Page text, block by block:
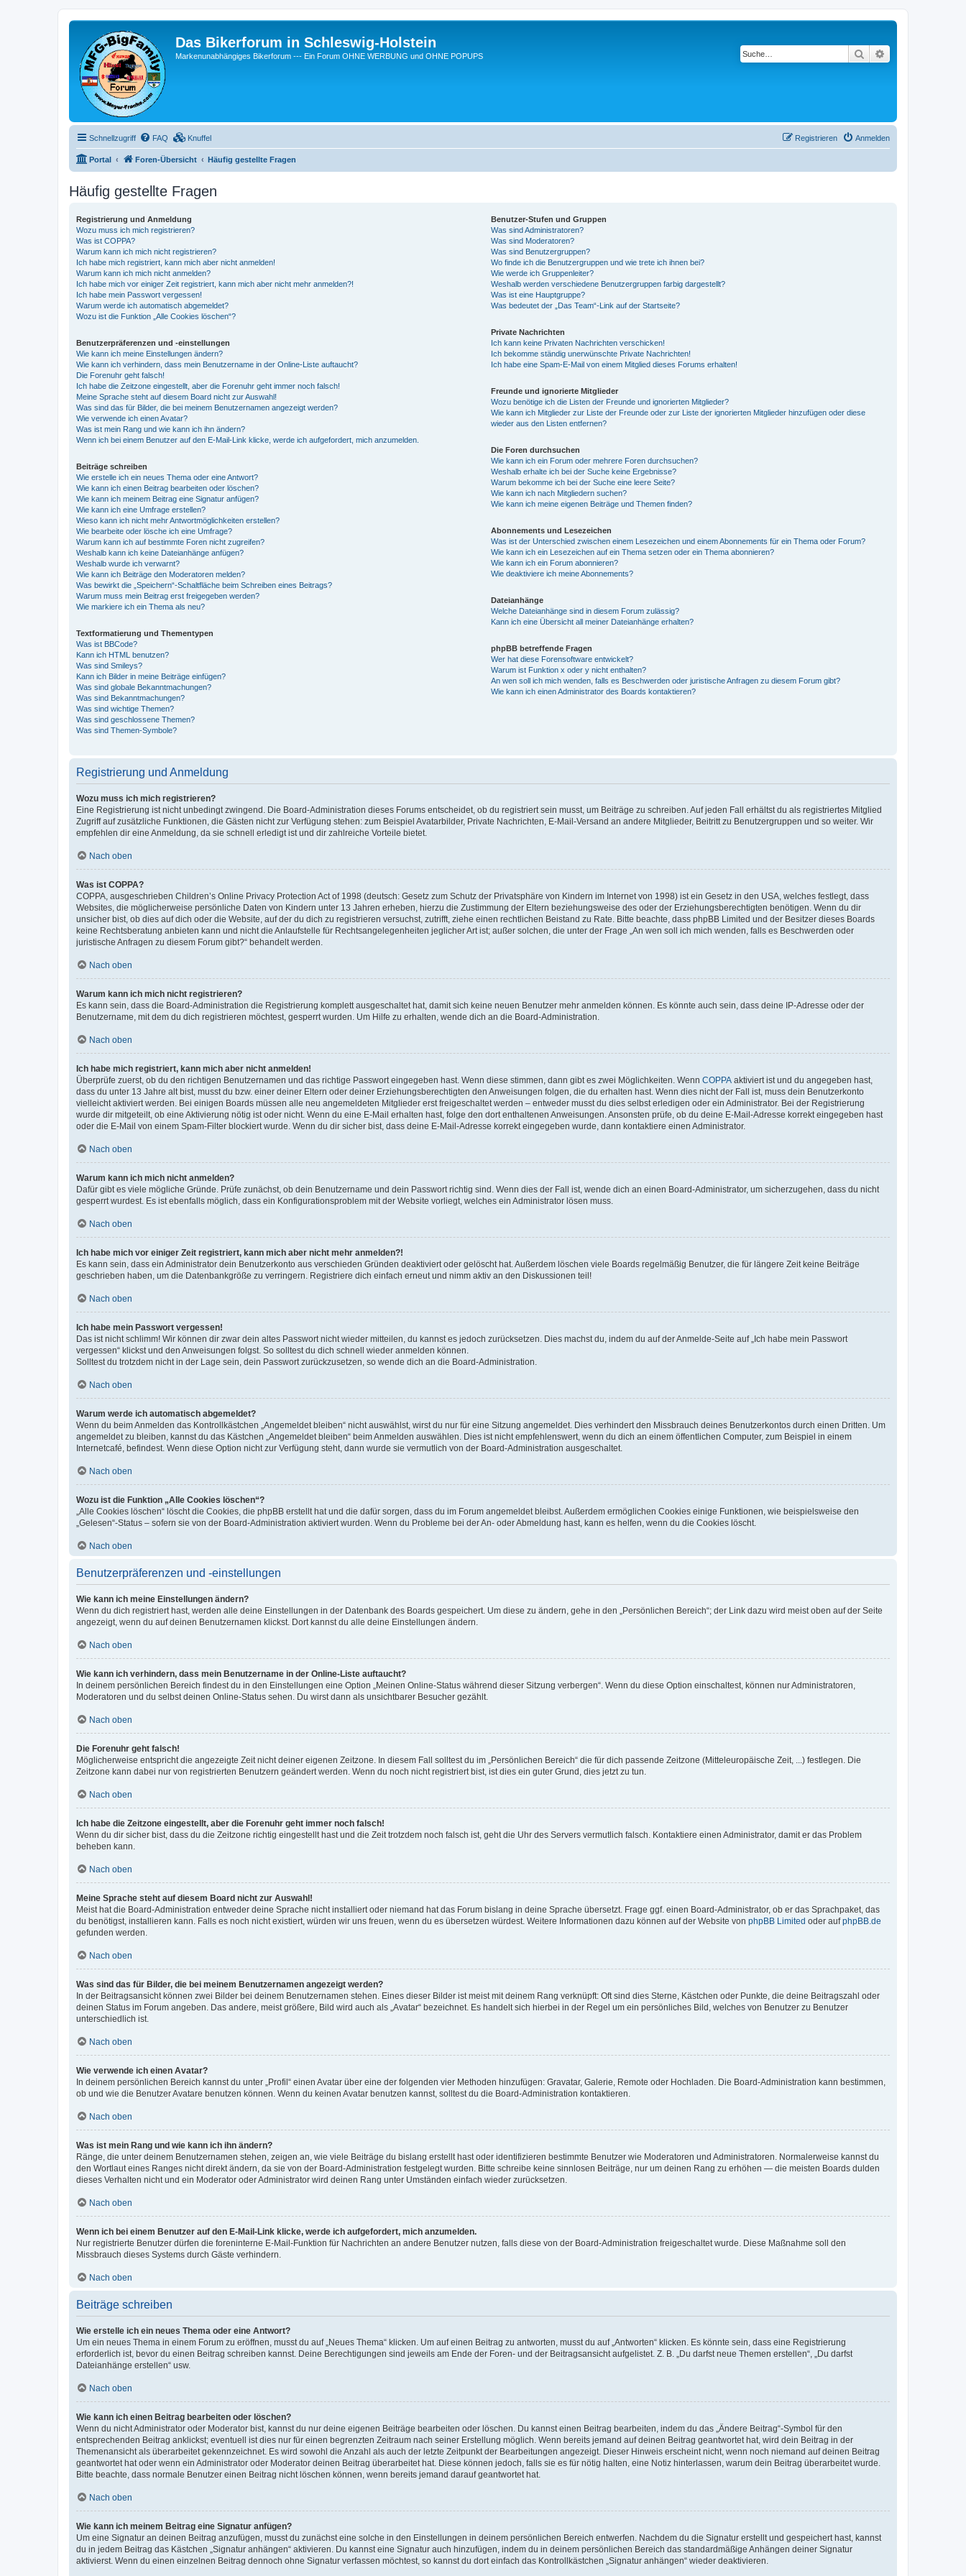
Das Bikerforum in Schleswig-Holstein
Markenunabhängiges Bikerforum --- Ein Forum OHNE WERBUNG und OHNE POPUPS Suche
Schnellzugriff FAQ Knuffel Anmelden
Registrieren
Portal Foren-Übersicht Häufig gestellte Fragen
Häufig gestellte Fragen
Registrierung und Anmeldung
Wozu muss ich mich registrieren?
Was ist COPPA?
Warum kann ich mich nicht registrieren?
Ich habe mich registriert, kann mich aber nicht anmelden!
Warum kann ich mich nicht anmelden?
Ich habe mich vor einiger Zeit registriert, kann mich aber nicht mehr anmelden?!
Ich habe mein Passwort vergessen!
Warum werde ich automatisch abgemeldet?
Wozu ist die Funktion „Alle Cookies löschen“?
Benutzerpräferenzen und -einstellungen
Wie kann ich meine Einstellungen ändern?
Wie kann ich verhindern, dass mein Benutzername in der Online-Liste auftaucht?
Die Forenuhr geht falsch!
Ich habe die Zeitzone eingestellt, aber die Forenuhr geht immer noch falsch!
Meine Sprache steht auf diesem Board nicht zur Auswahl!
Was sind das für Bilder, die bei meinem Benutzernamen angezeigt werden?
Wie verwende ich einen Avatar?
Was ist mein Rang und wie kann ich ihn ändern?
Wenn ich bei einem Benutzer auf den E-Mail-Link klicke, werde ich aufgefordert, mich anzumelden.
Beiträge schreiben
Wie erstelle ich ein neues Thema oder eine Antwort?
Wie kann ich einen Beitrag bearbeiten oder löschen?
Wie kann ich meinem Beitrag eine Signatur anfügen?
Wie kann ich eine Umfrage erstellen?
Wieso kann ich nicht mehr Antwortmöglichkeiten erstellen?
Wie bearbeite oder lösche ich eine Umfrage?
Warum kann ich auf bestimmte Foren nicht zugreifen?
Weshalb kann ich keine Dateianhänge anfügen?
Weshalb wurde ich verwarnt?
Wie kann ich Beiträge den Moderatoren melden?
Was bewirkt die „Speichern“-Schaltfläche beim Schreiben eines Beitrags?
Warum muss mein Beitrag erst freigegeben werden?
Wie markiere ich ein Thema als neu?
Textformatierung und Thementypen
Was ist BBCode?
Kann ich HTML benutzen?
Was sind Smileys?
Kann ich Bilder in meine Beiträge einfügen?
Was sind globale Bekanntmachungen?
Was sind Bekanntmachungen?
Was sind wichtige Themen?
Was sind geschlossene Themen?
Was sind Themen-Symbole?
Benutzer-Stufen und Gruppen
Was sind Administratoren?
Was sind Moderatoren?
Was sind Benutzergruppen?
Wo finde ich die Benutzergruppen und wie trete ich ihnen bei?
Wie werde ich Gruppenleiter?
Weshalb werden verschiedene Benutzergruppen farbig dargestellt?
Was ist eine Hauptgruppe?
Was bedeutet der „Das Team“-Link auf der Startseite?
Private Nachrichten
Ich kann keine Privaten Nachrichten verschicken!
Ich bekomme ständig unerwünschte Private Nachrichten!
Ich habe eine Spam-E-Mail von einem Mitglied dieses Forums erhalten!
Freunde und ignorierte Mitglieder
Wozu benötige ich die Listen der Freunde und ignorierten Mitglieder?
Wie kann ich Mitglieder zur Liste der Freunde oder zur Liste der ignorierten Mitglieder hinzufügen oder diese
wieder aus den Listen entfernen?
Die Foren durchsuchen
Wie kann ich ein Forum oder mehrere Foren durchsuchen?
Weshalb erhalte ich bei der Suche keine Ergebnisse?
Warum bekomme ich bei der Suche eine leere Seite?
Wie kann ich nach Mitgliedern suchen?
Wie kann ich meine eigenen Beiträge und Themen finden?
Abonnements und Lesezeichen
Was ist der Unterschied zwischen einem Lesezeichen und einem Abonnements für ein Thema oder Forum?
Wie kann ich ein Lesezeichen auf ein Thema setzen oder ein Thema abonnieren?
Wie kann ich ein Forum abonnieren?
Wie deaktiviere ich meine Abonnements?
Dateianhänge
Welche Dateianhänge sind in diesem Forum zulässig?
Kann ich eine Übersicht all meiner Dateianhänge erhalten?
phpBB betreffende Fragen
Wer hat diese Forensoftware entwickelt?
Warum ist Funktion x oder y nicht enthalten?
An wen soll ich mich wenden, falls es Beschwerden oder juristische Anfragen zu diesem Forum gibt?
Wie kann ich einen Administrator des Boards kontaktieren?
Registrierung und Anmeldung
Wozu muss ich mich registrieren?
Eine Registrierung ist nicht unbedingt zwingend. Die Board-Administration dieses Forums entscheidet, ob du registriert sein musst, um Beiträge zu schreiben. Auf jeden Fall erhältst du als registriertes Mitglied
Zugriff auf zusätzliche Funktionen, die Gästen nicht zur Verfügung stehen: zum Beispiel Avatarbilder, Private Nachrichten, E-Mail-Versand an andere Mitglieder, Beitritt zu Benutzergruppen und so weiter. Wir
empfehlen dir eine Anmeldung, da sie schnell erledigt ist und dir zahlreiche Vorteile bietet.
Nach oben
Was ist COPPA?
COPPA, ausgeschrieben Children’s Online Privacy Protection Act of 1998 (deutsch: Gesetz zum Schutz der Privatsphäre von Kindern im Internet von 1998) ist ein Gesetz in den USA, welches festlegt, dass
Websites, die möglicherweise persönliche Daten von Kindern unter 13 Jahren erheben, hierzu die Zustimmung der Eltern beziehungsweise des oder der Erziehungsberechtigten benötigen. Wenn du dir
unsicher bist, ob dies auf dich oder die Website, auf der du dich zu registrieren versuchst, zutrifft, ziehe einen rechtlichen Beistand zu Rate. Bitte beachte, dass phpBB Limited und der Besitzer dieses Boards
keine Rechtsberatung anbieten kann und nicht die Anlaufstelle für Rechtsangelegenheiten jeglicher Art ist; außer solchen, die unter der Frage „An wen soll ich mich wenden, falls es Beschwerden oder
juristische Anfragen zu diesem Forum gibt?“ behandelt werden.
Nach oben
Warum kann ich mich nicht registrieren?
Es kann sein, dass die Board-Administration die Registrierung komplett ausgeschaltet hat, damit sich keine neuen Benutzer mehr anmelden können. Es könnte auch sein, dass deine IP-Adresse oder der
Benutzername, mit dem du dich registrieren möchtest, gesperrt wurden. Um Hilfe zu erhalten, wende dich an die Board-Administration.
Nach oben
Ich habe mich registriert, kann mich aber nicht anmelden!
Überprüfe zuerst, ob du den richtigen Benutzernamen und das richtige Passwort eingegeben hast. Wenn diese stimmen, dann gibt es zwei Möglichkeiten. Wenn COPPA aktiviert ist und du angegeben hast,
dass du unter 13 Jahre alt bist, musst du bzw. einer deiner Eltern oder deiner Erziehungsberechtigten den Anweisungen folgen, die du erhalten hast. Wenn dies nicht der Fall ist, muss dein Benutzerkonto
vielleicht aktiviert werden. Bei einigen Boards müssen alle neu angemeldeten Mitglieder erst freigeschaltet werden – entweder musst du dies selbst erledigen oder ein Administrator. Bei der Registrierung
wurde dir mitgeteilt, ob eine Aktivierung nötig ist oder nicht. Wenn du eine E-Mail erhalten hast, folge den dort enthaltenen Anweisungen. Ansonsten prüfe, ob du deine E-Mail-Adresse korrekt eingegeben hast
oder die E-Mail von einem Spam-Filter blockiert wurde. Wenn du dir sicher bist, dass deine E-Mail-Adresse korrekt eingegeben wurde, dann kontaktiere einen Administrator.
Nach oben
Warum kann ich mich nicht anmelden?
Dafür gibt es viele mögliche Gründe. Prüfe zunächst, ob dein Benutzername und dein Passwort richtig sind. Wenn dies der Fall ist, wende dich an einen Board-Administrator, um sicherzugehen, dass du nicht
gesperrt wurdest. Es ist ebenfalls möglich, dass ein Konfigurationsproblem mit der Website vorliegt, welches ein Administrator lösen muss.
Nach oben
Ich habe mich vor einiger Zeit registriert, kann mich aber nicht mehr anmelden?!
Es kann sein, dass ein Administrator dein Benutzerkonto aus verschieden Gründen deaktiviert oder gelöscht hat. Außerdem löschen viele Boards regelmäßig Benutzer, die für längere Zeit keine Beiträge
geschrieben haben, um die Datenbankgröße zu verringern. Registriere dich einfach erneut und nimm aktiv an den Diskussionen teil!
Nach oben
Ich habe mein Passwort vergessen!
Das ist nicht schlimm! Wir können dir zwar dein altes Passwort nicht wieder mitteilen, du kannst es jedoch zurücksetzen. Dies machst du, indem du auf der Anmelde-Seite auf „Ich habe mein Passwort
vergessen“ klickst und den Anweisungen folgst. So solltest du dich schnell wieder anmelden können.
Solltest du trotzdem nicht in der Lage sein, dein Passwort zurückzusetzen, so wende dich an die Board-Administration.
Nach oben
Warum werde ich automatisch abgemeldet?
Wenn du beim Anmelden das Kontrollkästchen „Angemeldet bleiben“ nicht auswählst, wirst du nur für eine Sitzung angemeldet. Dies verhindert den Missbrauch deines Benutzerkontos durch einen Dritten. Um
angemeldet zu bleiben, kannst du das Kästchen „Angemeldet bleiben“ beim Anmelden auswählen. Dies ist nicht empfehlenswert, wenn du dich an einem öffentlichen Computer, zum Beispiel in einem
Internetcafé, befindest. Wenn diese Option nicht zur Verfügung steht, dann wurde sie vermutlich von der Board-Administration ausgeschaltet.
Nach oben
Wozu ist die Funktion „Alle Cookies löschen“?
„Alle Cookies löschen“ löscht die Cookies, die phpBB erstellt hat und die dafür sorgen, dass du im Forum angemeldet bleibst. Außerdem ermöglichen Cookies einige Funktionen, wie beispielsweise den
„Gelesen“-Status – sofern sie von der Board-Administration aktiviert wurden. Wenn du Probleme bei der An- oder Abmeldung hast, kann es helfen, wenn du die Cookies löscht.
Nach oben
Benutzerpräferenzen und -einstellungen
Wie kann ich meine Einstellungen ändern?
Wenn du dich registriert hast, werden alle deine Einstellungen in der Datenbank des Boards gespeichert. Um diese zu ändern, gehe in den „Persönlichen Bereich“; der Link dazu wird meist oben auf der Seite
angezeigt, wenn du auf deinen Benutzernamen klickst. Dort kannst du alle deine Einstellungen ändern.
Nach oben
Wie kann ich verhindern, dass mein Benutzername in der Online-Liste auftaucht?
In deinem persönlichen Bereich findest du in den Einstellungen eine Option „Meinen Online-Status während dieser Sitzung verbergen“. Wenn du diese Option einschaltest, können nur Administratoren,
Moderatoren und du selbst deinen Online-Status sehen. Du wirst dann als unsichtbarer Besucher gezählt.
Nach oben
Die Forenuhr geht falsch!
Möglicherweise entspricht die angezeigte Zeit nicht deiner eigenen Zeitzone. In diesem Fall solltest du im „Persönlichen Bereich“ die für dich passende Zeitzone (Mitteleuropäische Zeit, ...) festlegen. Die
Zeitzone kann dabei nur von registrierten Benutzern geändert werden. Wenn du noch nicht registriert bist, ist dies ein guter Grund, dies jetzt zu tun.
Nach oben
Ich habe die Zeitzone eingestellt, aber die Forenuhr geht immer noch falsch!
Wenn du dir sicher bist, dass du die Zeitzone richtig eingestellt hast und die Zeit trotzdem noch falsch ist, geht die Uhr des Servers vermutlich falsch. Kontaktiere einen Administrator, damit er das Problem
beheben kann.
Nach oben
Meine Sprache steht auf diesem Board nicht zur Auswahl!
Meist hat die Board-Administration entweder deine Sprache nicht installiert oder niemand hat das Forum bislang in deine Sprache übersetzt. Frage ggf. einen Board-Administrator, ob er das Sprachpaket, das
du benötigst, installieren kann. Falls es noch nicht existiert, würden wir uns freuen, wenn du es übersetzen würdest. Weitere Informationen dazu können auf der Website von phpBB Limited oder aufphpBB.de
gefunden werden.
Nach oben
Was sind das für Bilder, die bei meinem Benutzernamen angezeigt werden?
In der Beitragsansicht können zwei Bilder bei deinem Benutzernamen stehen. Eines dieser Bilder ist meist mit deinem Rang verknüpft: Oft sind dies Sterne, Kästchen oder Punkte, die deine Beitragszahl oder
deinen Status im Forum angeben. Das andere, meist größere, Bild wird auch als „Avatar“ bezeichnet. Es handelt sich hierbei in der Regel um ein persönliches Bild, welches von Benutzer zu Benutzer
unterschiedlich ist.
Nach oben
Wie verwende ich einen Avatar?
In deinem persönlichen Bereich kannst du unter „Profil“ einen Avatar über eine der folgenden vier Methoden hinzufügen: Gravatar, Galerie, Remote oder Hochladen. Die Board-Administration kann bestimmen,
ob und wie die Benutzer Avatare benutzen können. Wenn du keinen Avatar benutzen kannst, solltest du die Board-Administration kontaktieren.
Nach oben
Was ist mein Rang und wie kann ich ihn ändern?
Ränge, die unter deinem Benutzernamen stehen, zeigen an, wie viele Beiträge du bislang erstellt hast oder identifizieren bestimmte Benutzer wie Moderatoren und Administratoren. Normalerweise kannst du
den Wortlaut eines Ranges nicht direkt ändern, da sie von der Board-Administration festgelegt wurden. Bitte schreibe keine sinnlosen Beiträge, nur um deinen Rang zu erhöhen — die meisten Boards dulden
dieses Verhalten nicht und ein Moderator oder Administrator wird deinen Rang unter Umständen einfach wieder zurücksetzen.
Nach oben
Wenn ich bei einem Benutzer auf den E-Mail-Link klicke, werde ich aufgefordert, mich anzumelden.
Nur registrierte Benutzer dürfen die foreninterne E-Mail-Funktion für Nachrichten an andere Benutzer nutzen, falls diese von der Board-Administration freigeschaltet wurde. Diese Maßnahme soll den
Missbrauch dieses Systems durch Gäste verhindern.
Nach oben
Beiträge schreiben
Wie erstelle ich ein neues Thema oder eine Antwort?
Um ein neues Thema in einem Forum zu eröffnen, musst du auf „Neues Thema“ klicken. Um auf einen Beitrag zu antworten, musst du auf „Antworten“ klicken. Es könnte sein, dass eine Registrierung
erforderlich ist, bevor du einen Beitrag schreiben kannst. Deine Berechtigungen sind jeweils am Ende der Foren- und der Beitragsansicht aufgelistet. Z. B. „Du darfst neue Themen erstellen“, „Du darfst
Dateianhänge erstellen“ usw.
Nach oben
Wie kann ich einen Beitrag bearbeiten oder löschen?
Wenn du nicht Administrator oder Moderator bist, kannst du nur deine eigenen Beiträge bearbeiten oder löschen. Du kannst einen Beitrag bearbeiten, indem du das „Ändere Beitrag“-Symbol für den
entsprechenden Beitrag anklickst; eventuell ist dies nur für einen begrenzten Zeitraum nach seiner Erstellung möglich. Wenn bereits jemand auf deinen Beitrag geantwortet hat, wird dein Beitrag in der
Themenansicht als überarbeitet gekennzeichnet. Es wird sowohl die Anzahl als auch der letzte Zeitpunkt der Bearbeitungen angezeigt. Dieser Hinweis erscheint nicht, wenn noch niemand auf deinen Beitrag
geantwortet hat oder wenn ein Administrator oder Moderator deinen Beitrag überarbeitet hat. Diese können jedoch, falls sie es für nötig halten, eine Notiz hinterlassen, warum dein Beitrag überarbeitet wurde.
Bitte beachte, dass normale Benutzer einen Beitrag nicht löschen können, wenn bereits jemand darauf geantwortet hat.
Nach oben
Wie kann ich meinem Beitrag eine Signatur anfügen?
Um eine Signatur an deinen Beitrag anzufügen, musst du zunächst eine solche in den Einstellungen in deinem persönlichen Bereich entwerfen. Nachdem du die Signatur erstellt und gespeichert hast, kannst
du in jedem Beitrag das Kästchen „Signatur anhängen“ aktivieren. Du kannst eine Signatur auch hinzufügen, indem du in deinem persönlichen Bereich das standardmäßige Anhängen deiner Signatur
aktivierst. Wenn du einen einzelnen Beitrag dennoch ohne Signatur verfassen möchtest, so kannst du dort einfach das Kontrollkästchen „Signatur anhängen“ wieder deaktivieren.